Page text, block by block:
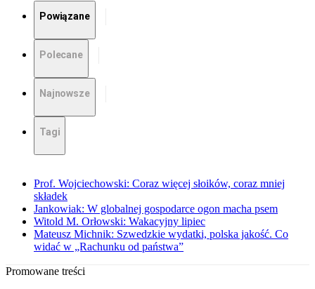
Powiązane
Polecane
Najnowsze
Tagi
Prof. Wojciechowski: Coraz więcej słoików, coraz mniej
składek
Jankowiak: W globalnej gospodarce ogon macha psem
Witold M. Orłowski: Wakacyjny lipiec
Mateusz Michnik: Szwedzkie wydatki, polska jakość. Co
widać w „Rachunku od państwa”
Promowane treści